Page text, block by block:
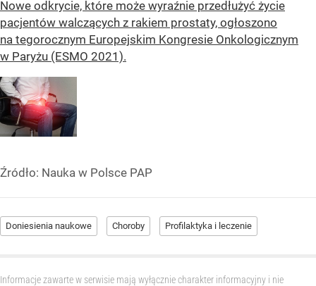
Nowe odkrycie, które może wyraźnie przedłużyć życie
pacjentów walczących z rakiem prostaty, ogłoszono
na tegorocznym Europejskim Kongresie Onkologicznym
w Paryżu (ESMO 2021).
Źródło: Nauka w Polsce PAP
Doniesienia naukowe Choroby Profilaktyka i leczenie
Informacje zawarte w serwisie mają wyłącznie charakter informacyjny i nie